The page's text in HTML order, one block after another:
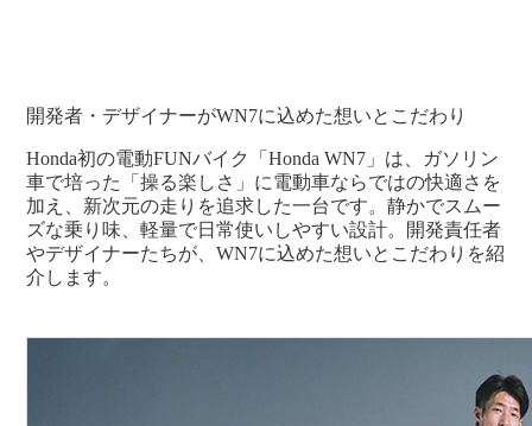
開発者・デザイナーがWN7に込めた想いとこだわり
Honda初の電動FUNバイク「Honda WN7」は、ガソリン
車で培った「操る楽しさ」に電動車ならではの快適さを
加え、新次元の走りを追求した一台です。静かでスムー
ズな乗り味、軽量で日常使いしやすい設計。開発責任者
やデザイナーたちが、WN7に込めた想いとこだわりを紹
介します。